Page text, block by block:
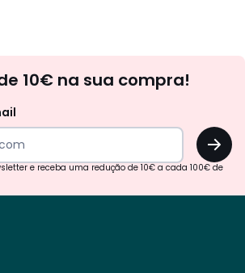
10€ na sua compra!
OK
e receba uma redução de 10€ a cada 100€ de